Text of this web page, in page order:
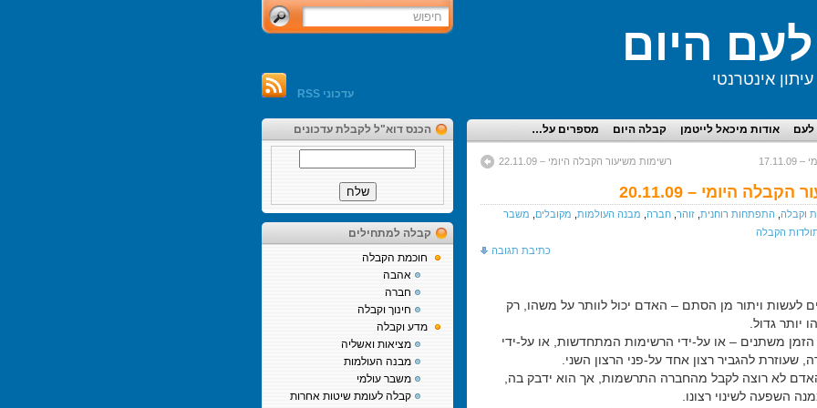
היום
אינטרנטי
עדכוני RSS
לעם אודות מיכאל לייטמן קבלה היום מספרים על…
רשימות משיעור הקבלה היומי – 22.11.09
היומי – 20.11.09
וקבלה התפתחות רוחנית זוהר חברה מבנה העולמות מקובלים
משבר
הקבלה
כתיבת תגובה
לעשות ויתור מן הסתם – האדם יכול לוותר על משהו, רק
יותר גדול.
הזמן משתנים – או על-ידי הרשימות המתחדשות, או על-ידי
שעוזרת להגביר רצון אחד על-פני הרצון השני.
לא רוצה לקבל מהחברה התרשמות, אך הוא ידבק בה,
השפעה לשינוי רצונו.
הכנס דוא"ל לקבלת עדכונים
קבלה למתחילים
חוכמת הקבלה
אהבה
חברה
חינוך וקבלה
מדע וקבלה
מציאות ואשליה
מבנה העולמות
משבר עולמי
קבלה לעומת שיטות אחרות